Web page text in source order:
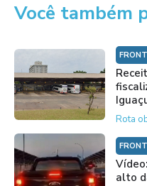
Você também
Rota
alto